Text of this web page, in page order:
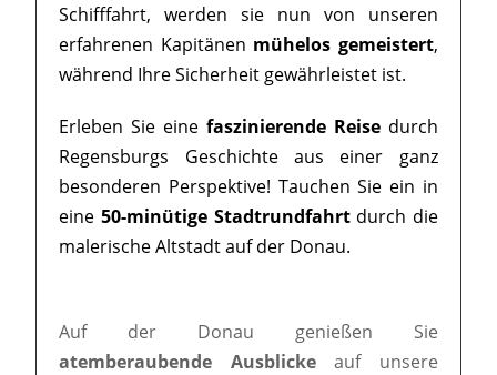
Schifffahrt, werden sie nun von unseren
erfahrenen Kapitänen mühelos gemeistert,
während Ihre Sicherheit gewährleistet ist.
Erleben Sie eine faszinierende Reisedurch
Regensburgs Geschichte aus einer ganz
besonderen Perspektive! Tauchen Sie ein in
eine 50-minütige Stadtrundfahrtdurch die
malerische Altstadt auf der Donau.
Auf der Donau genießen Sie
atemberaubende Ausblickeauf unsere